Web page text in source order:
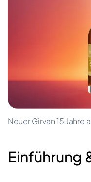
Neuer Girvan 15
Einführung